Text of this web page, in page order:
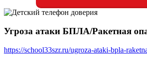
Угроза атаки БПЛА/Ракетная
https://school33szr.ru/ugroza-ataki-bpla-